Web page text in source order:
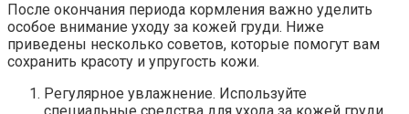
После окончания периода кормления важно уделить
особое внимание уходу за кожей груди. Ниже
приведены несколько советов, которые помогут вам
сохранить красоту и упругость кожи.
Регулярное увлажнение. Используйте